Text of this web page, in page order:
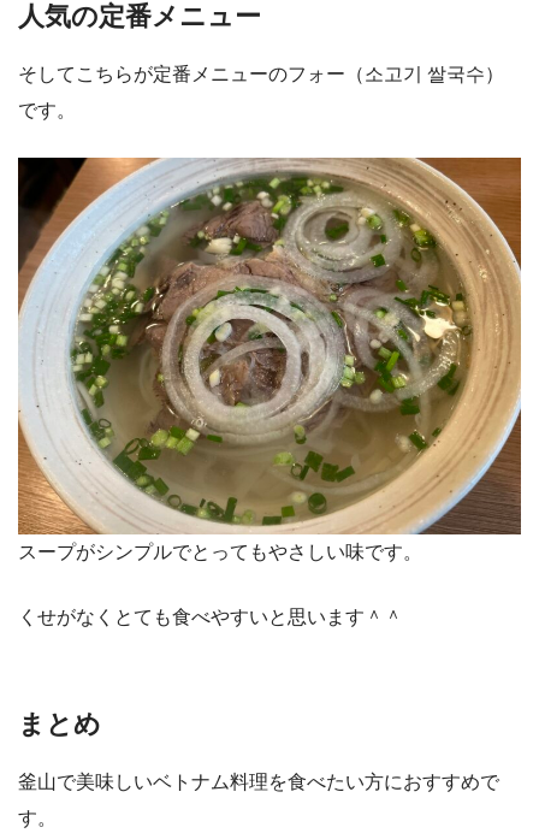
人気の定番メニュー
そしてこちらが定番メニューのフォー（소고기 쌀국수）
です。
スープがシンプルでとってもやさしい味です。
くせがなくとても食べやすいと思います＾＾
まとめ
釜山で美味しいベトナム料理を食べたい方におすすめで
す。